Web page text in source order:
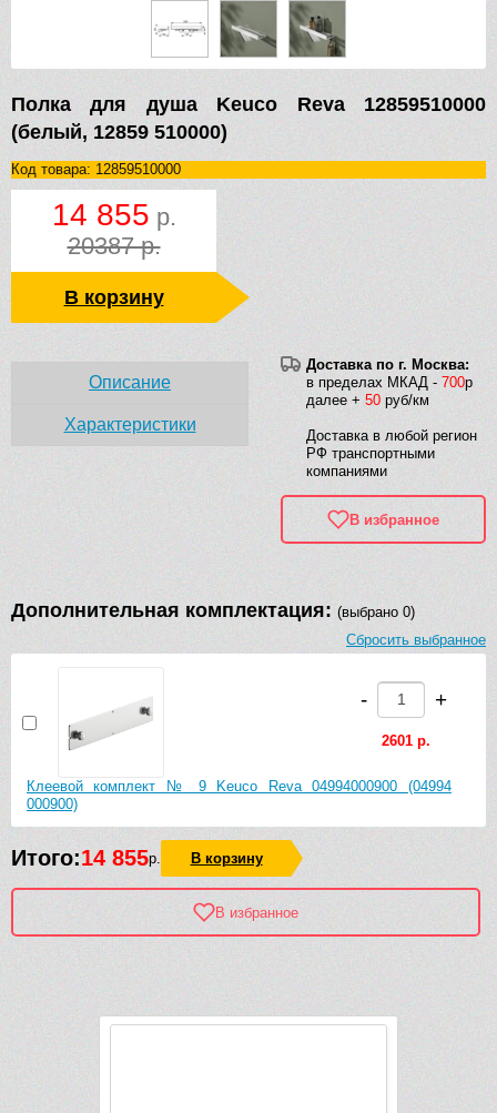
Полка для душа Keuco Reva 12859510000
(белый, 12859 510000)
Код товара: 12859510000
14 855 р.
20387 р.
В корзину
Доставка по г. Москва:
в пределах МКАД - 700р
далее + 50 руб/км
Доставка в любой регион
РФ транспортными
компаниями
В избранное
Описание
Характеристики
Дополнительная комплектация: (выбрано 0)
Сбросить выбранное
Клеевой комплект № 9 Keuco Reva 04994000900 (04994
000900)
- +
2601 р.
Итого:14 855р. В корзину
В избранное